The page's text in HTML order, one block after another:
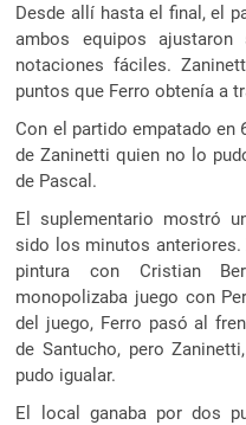
Desde allí hasta el final, el
ambos equipos
notaciones fáciles.
puntos que Ferro obtenía a
Con el partido empatado en
de Zaninetti quien no lo
de Pascal.
El suplementario mostró
sido los minutos anteriores.
pintura con Cristian
monopolizaba juego con
del juego, Ferro pasó al
de Santucho, pero
pudo igualar.
El local ganaba por dos